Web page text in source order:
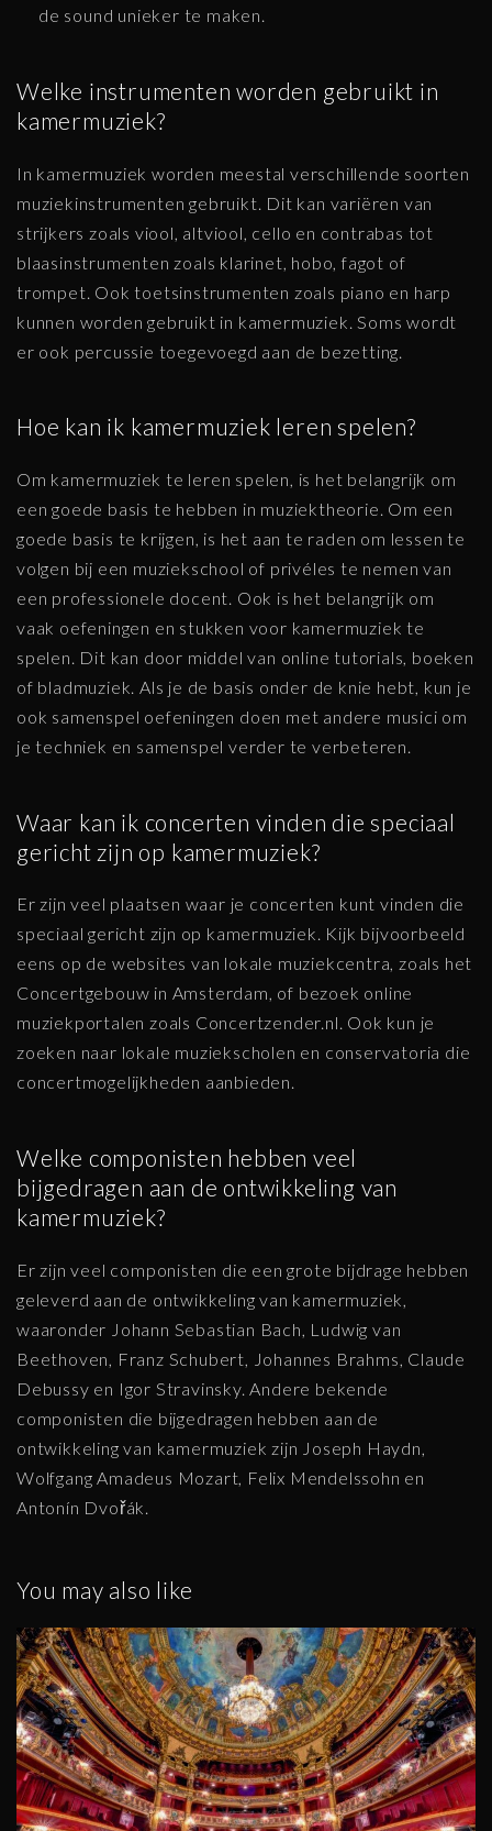
de sound unieker te maken.
Welke instrumenten worden gebruikt in
kamermuziek?
In kamermuziek worden meestal verschillende soorten
muziekinstrumenten gebruikt. Dit kan variëren van
strijkers zoals viool, altviool, cello en contrabas tot
blaasinstrumenten zoals klarinet, hobo, fagot of
trompet. Ook toetsinstrumenten zoals piano en harp
kunnen worden gebruikt in kamermuziek. Soms wordt
er ook percussie toegevoegd aan de bezetting.
Hoe kan ik kamermuziek leren spelen?
Om kamermuziek te leren spelen, is het belangrijk om
een goede basis te hebben in muziektheorie. Om een
goede basis te krijgen, is het aan te raden om lessen te
volgen bij een muziekschool of privéles te nemen van
een professionele docent. Ook is het belangrijk om
vaak oefeningen en stukken voor kamermuziek te
spelen. Dit kan door middel van online tutorials, boeken
of bladmuziek. Als je de basis onder de knie hebt, kun je
ook samenspel oefeningen doen met andere musici om
je techniek en samenspel verder te verbeteren.
Waar kan ik concerten vinden die speciaal
gericht zijn op kamermuziek?
Er zijn veel plaatsen waar je concerten kunt vinden die
speciaal gericht zijn op kamermuziek. Kijk bijvoorbeeld
eens op de websites van lokale muziekcentra, zoals het
Concertgebouw in Amsterdam, of bezoek online
muziekportalen zoals Concertzender.nl. Ook kun je
zoeken naar lokale muziekscholen en conservatoria die
concertmogelijkheden aanbieden.
Welke componisten hebben veel
bijgedragen aan de ontwikkeling van
kamermuziek?
Er zijn veel componisten die een grote bijdrage hebben
geleverd aan de ontwikkeling van kamermuziek,
waaronder Johann Sebastian Bach, Ludwig van
Beethoven, Franz Schubert, Johannes Brahms, Claude
Debussy en Igor Stravinsky. Andere bekende
componisten die bijgedragen hebben aan de
ontwikkeling van kamermuziek zijn Joseph Haydn,
Wolfgang Amadeus Mozart, Felix Mendelssohn en
Antonín Dvořák.
You may also like